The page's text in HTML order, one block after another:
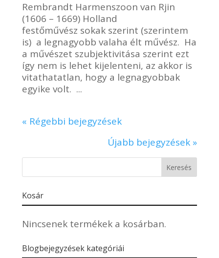
Rembrandt Harmenszoon van Rjin
(1606 – 1669) Holland
festőművész sokak szerint (szerintem
is) a legnagyobb valaha élt művész. Ha
a művészet szubjektivitása szerint ezt
így nem is lehet kijelenteni, az akkor is
vitathatatlan, hogy a legnagyobbak
egyike volt. ...
« Régebbi bejegyzések
Újabb bejegyzések »
Kosár
Nincsenek termékek a kosárban.
Blogbejegyzések kategóriái